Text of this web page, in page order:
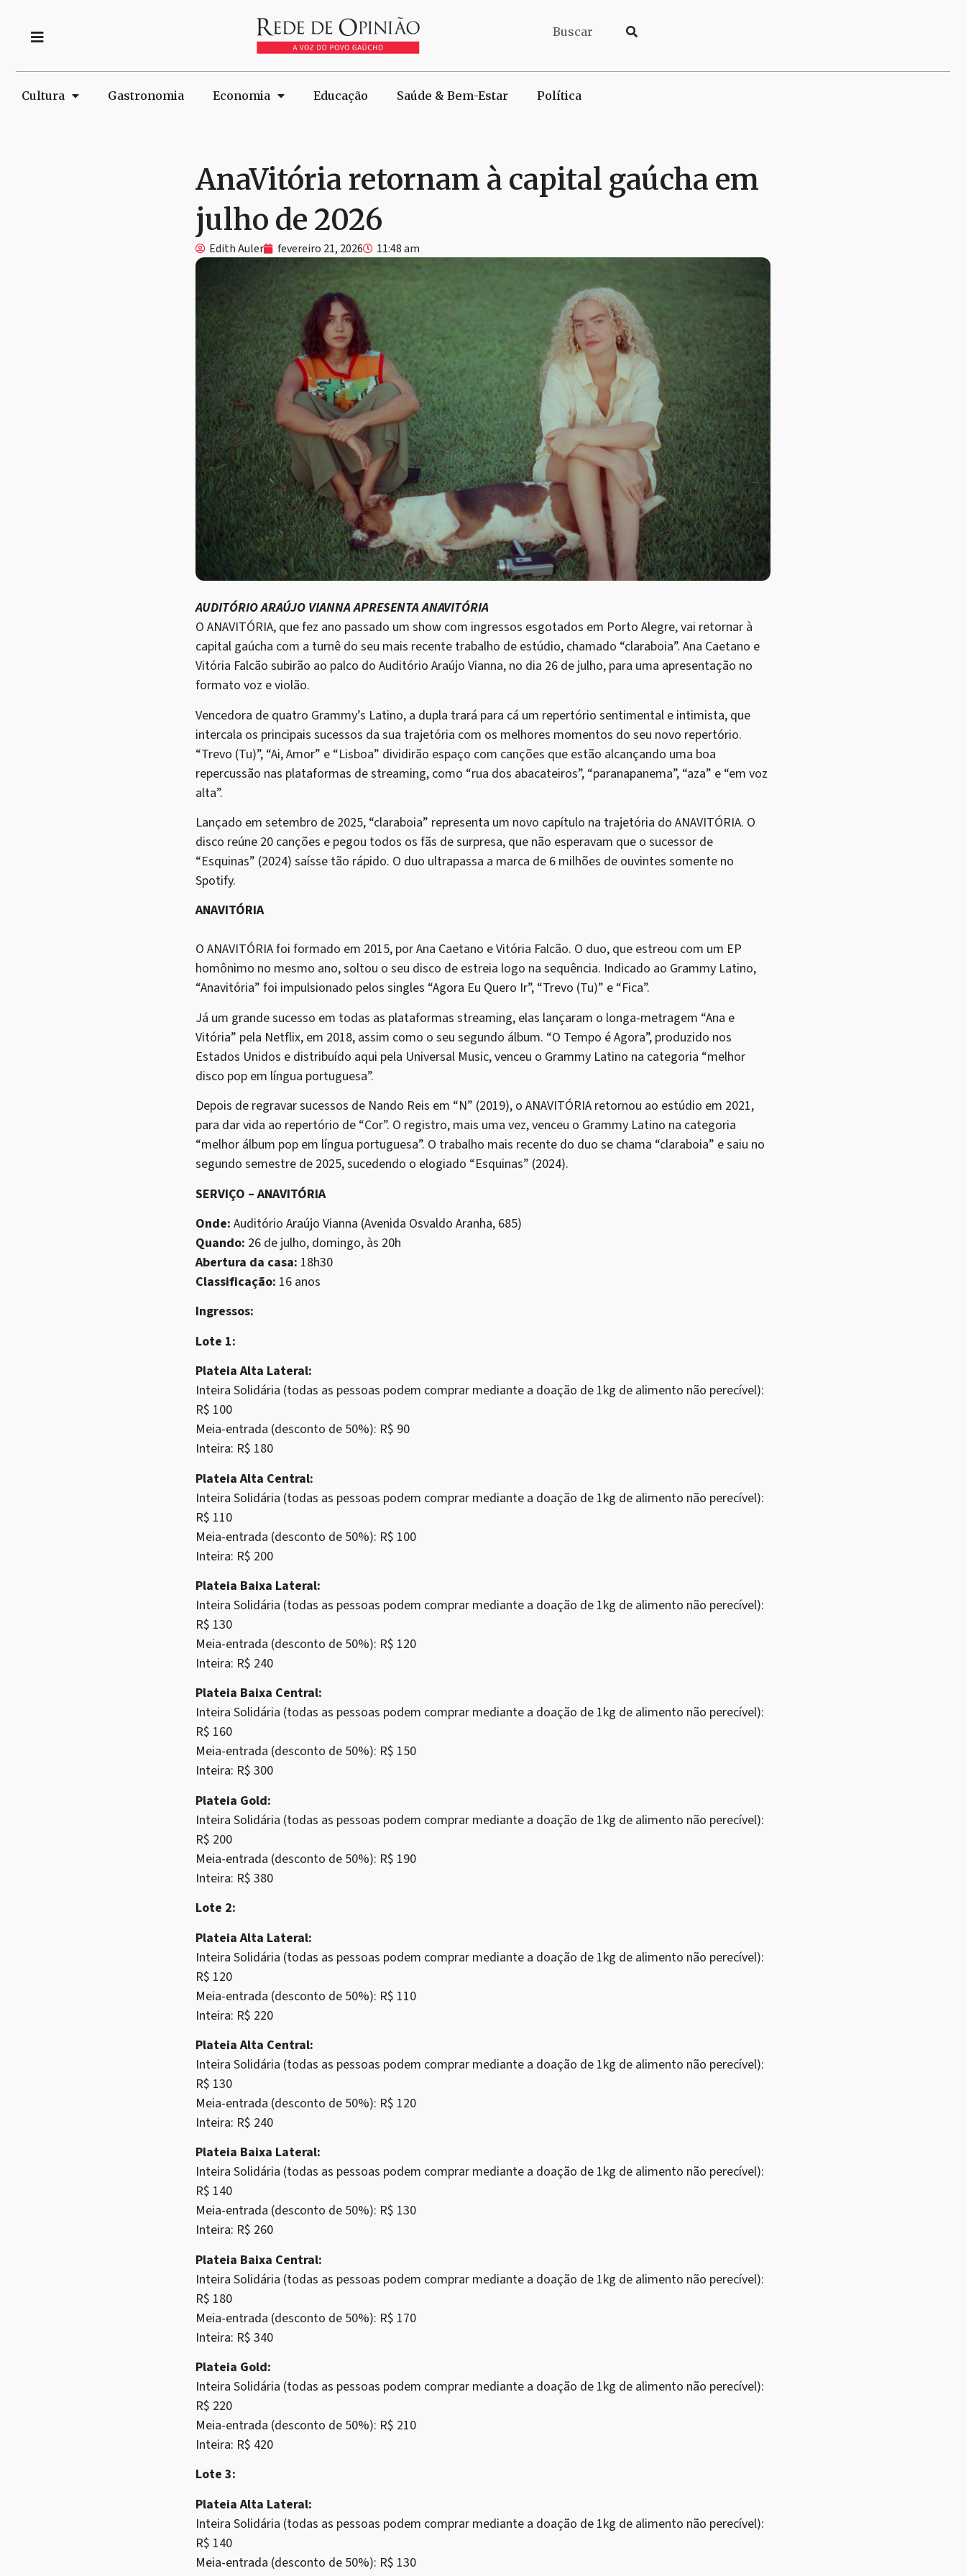
Cultura Gastronomia Economia Educação Saúde & Bem-Estar Política
AnaVitória retornam à capital gaúcha em
julho de 2026
Edith Auler fevereiro 21, 2026 11:48 am
AUDITÓRIO ARAÚJO VIANNA APRESENTA ANAVITÓRIA
O ANAVITÓRIA, que fez ano passado um show com ingressos esgotados em Porto Alegre, vai retornar à
capital gaúcha com a turnê do seu mais recente trabalho de estúdio, chamado “claraboia”. Ana Caetano e
Vitória Falcão subirão ao palco do Auditório Araújo Vianna, no dia 26 de julho, para uma apresentação no
formato voz e violão.
Vencedora de quatro Grammy’s Latino, a dupla trará para cá um repertório sentimental e intimista, que
intercala os principais sucessos da sua trajetória com os melhores momentos do seu novo repertório.
“Trevo (Tu)”, “Ai, Amor” e “Lisboa” dividirão espaço com canções que estão alcançando uma boa
repercussão nas plataformas de streaming, como “rua dos abacateiros”, “paranapanema”, “aza” e “em voz
alta”.
Lançado em setembro de 2025, “claraboia” representa um novo capítulo na trajetória do ANAVITÓRIA. O
disco reúne 20 canções e pegou todos os fãs de surpresa, que não esperavam que o sucessor de
“Esquinas” (2024) saísse tão rápido. O duo ultrapassa a marca de 6 milhões de ouvintes somente no
Spotify.
ANAVITÓRIA
O ANAVITÓRIA foi formado em 2015, por Ana Caetano e Vitória Falcão. O duo, que estreou com um EP
homônimo no mesmo ano, soltou o seu disco de estreia logo na sequência. Indicado ao Grammy Latino,
“Anavitória” foi impulsionado pelos singles “Agora Eu Quero Ir”, “Trevo (Tu)” e “Fica”.
Já um grande sucesso em todas as plataformas streaming, elas lançaram o longa-metragem “Ana e
Vitória” pela Netflix, em 2018, assim como o seu segundo álbum. “O Tempo é Agora”, produzido nos
Estados Unidos e distribuído aqui pela Universal Music, venceu o Grammy Latino na categoria “melhor
disco pop em língua portuguesa”.
Depois de regravar sucessos de Nando Reis em “N” (2019), o ANAVITÓRIA retornou ao estúdio em 2021,
para dar vida ao repertório de “Cor”. O registro, mais uma vez, venceu o Grammy Latino na categoria
“melhor álbum pop em língua portuguesa”. O trabalho mais recente do duo se chama “claraboia” e saiu no
segundo semestre de 2025, sucedendo o elogiado “Esquinas” (2024).
SERVIÇO – ANAVITÓRIA
Onde: Auditório Araújo Vianna (Avenida Osvaldo Aranha, 685)
Quando: 26 de julho, domingo, às 20h
Abertura da casa: 18h30
Classificação: 16 anos
Ingressos:
Lote 1:
Plateia Alta Lateral:
Inteira Solidária (todas as pessoas podem comprar mediante a doação de 1kg de alimento não perecível):
R$ 100
Meia-entrada (desconto de 50%): R$ 90
Inteira: R$ 180
Plateia Alta Central:
Inteira Solidária (todas as pessoas podem comprar mediante a doação de 1kg de alimento não perecível):
R$ 110
Meia-entrada (desconto de 50%): R$ 100
Inteira: R$ 200
Plateia Baixa Lateral:
Inteira Solidária (todas as pessoas podem comprar mediante a doação de 1kg de alimento não perecível):
R$ 130
Meia-entrada (desconto de 50%): R$ 120
Inteira: R$ 240
Plateia Baixa Central:
Inteira Solidária (todas as pessoas podem comprar mediante a doação de 1kg de alimento não perecível):
R$ 160
Meia-entrada (desconto de 50%): R$ 150
Inteira: R$ 300
Plateia Gold:
Inteira Solidária (todas as pessoas podem comprar mediante a doação de 1kg de alimento não perecível):
R$ 200
Meia-entrada (desconto de 50%): R$ 190
Inteira: R$ 380
Lote 2:
Plateia Alta Lateral:
Inteira Solidária (todas as pessoas podem comprar mediante a doação de 1kg de alimento não perecível):
R$ 120
Meia-entrada (desconto de 50%): R$ 110
Inteira: R$ 220
Plateia Alta Central:
Inteira Solidária (todas as pessoas podem comprar mediante a doação de 1kg de alimento não perecível):
R$ 130
Meia-entrada (desconto de 50%): R$ 120
Inteira: R$ 240
Plateia Baixa Lateral:
Inteira Solidária (todas as pessoas podem comprar mediante a doação de 1kg de alimento não perecível):
R$ 140
Meia-entrada (desconto de 50%): R$ 130
Inteira: R$ 260
Plateia Baixa Central:
Inteira Solidária (todas as pessoas podem comprar mediante a doação de 1kg de alimento não perecível):
R$ 180
Meia-entrada (desconto de 50%): R$ 170
Inteira: R$ 340
Plateia Gold:
Inteira Solidária (todas as pessoas podem comprar mediante a doação de 1kg de alimento não perecível):
R$ 220
Meia-entrada (desconto de 50%): R$ 210
Inteira: R$ 420
Lote 3:
Plateia Alta Lateral:
Inteira Solidária (todas as pessoas podem comprar mediante a doação de 1kg de alimento não perecível):
R$ 140
Meia-entrada (desconto de 50%): R$ 130